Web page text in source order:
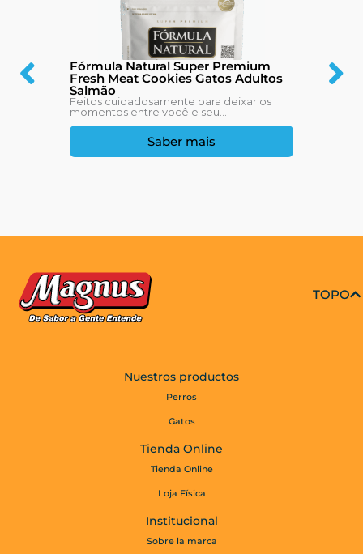
Fórmula Natural Super Premium
Fresh Meat Cookies Gatos Adultos
Salmão
Feitos cuidadosamente para deixar os
momentos entre você e seu...
Saber mais
TOPO
Nuestros productos
Perros
Gatos
Tienda Online
Tienda Online
Loja Física
Institucional
Sobre la marca